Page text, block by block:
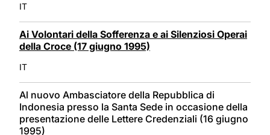
IT
Ai Volontari della Sofferenza e ai Silenziosi Operai
della Croce (17 giugno 1995)
IT
Al nuovo Ambasciatore della Repubblica di
Indonesia presso la Santa Sede in occasione della
presentazione delle Lettere Credenziali (16 giugno
1995)